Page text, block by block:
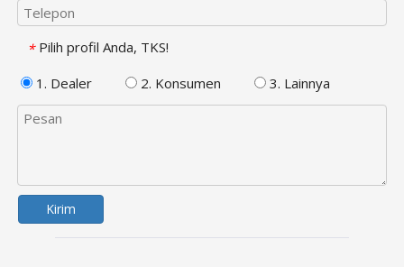
* Pilih profil Anda, TKS!
1. Dealer
2. Konsumen 3. Lainnya
Kirim